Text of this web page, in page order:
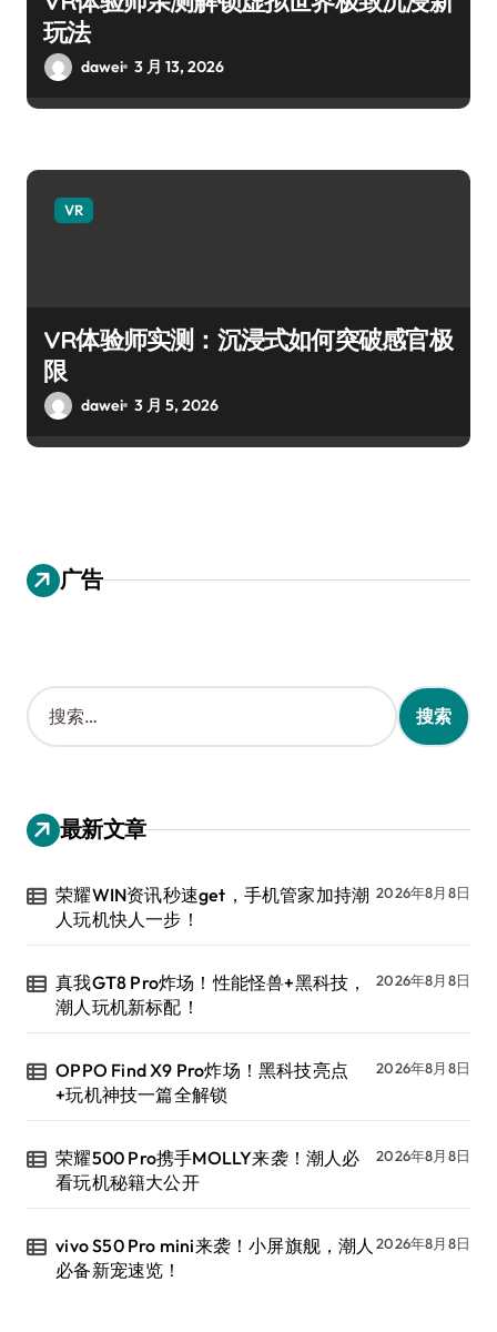
玩法
dawei 3 月 13, 2026
VR
VR体验师实测：沉浸式如何突破感官极
限
dawei 3 月 5, 2026
广告
搜
索
：
最新文章
荣耀WIN资讯秒速get，手机管家加持潮
人玩机快人一步！
2026年8月8日
真我GT8 Pro炸场！性能怪兽+黑科技，
潮人玩机新标配！
2026年8月8日
OPPO Find X9 Pro炸场！黑科技亮点
+玩机神技一篇全解锁
2026年8月8日
荣耀500 Pro携手MOLLY来袭！潮人必
看玩机秘籍大公开
2026年8月8日
vivo S50 Pro mini来袭！小屏旗舰，潮人
必备新宠速览！
2026年8月8日